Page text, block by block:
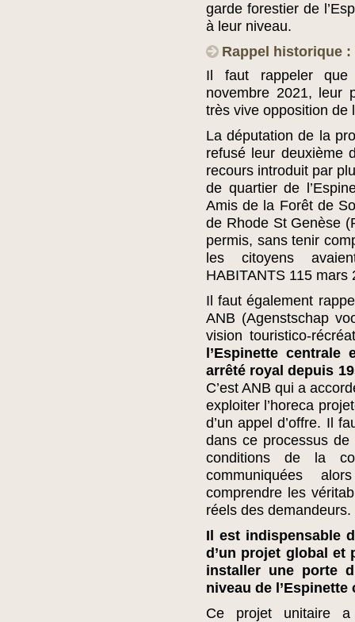
garde forestier de
à leur niveau.
Rappel historique :
Il faut rappeler que
novembre 2021, leur
très vive opposition de
La députation de la
refusé leur deuxième
recours introduit par
de quartier de
Amis de la Forêt de
de Rhode St Genèse
permis, sans tenir
les citoyens
HABITANTS 115 mars
Il faut également
ANB (Agenstschap
vision touristico-
l’Espinette
arrêté royal depuis
C’est ANB qui a
exploiter l’horeca
d’un appel d’offre. Il
dans ce processus
conditions de la
communiquées
comprendre les
réels des demandeurs.
Il est indispensable
d’un projet global et
installer une porte
niveau de l’Espinette
Ce projet unitaire